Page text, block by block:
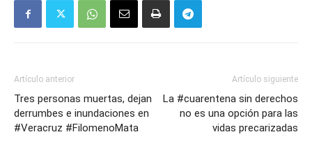
Artículo anterior
Tres personas muertas, dejan
derrumbes e inundaciones en
#Veracruz #FilomenoMata
Artículo siguiente
La #cuarentena sin derechos
no es una opción para las
vidas precarizadas